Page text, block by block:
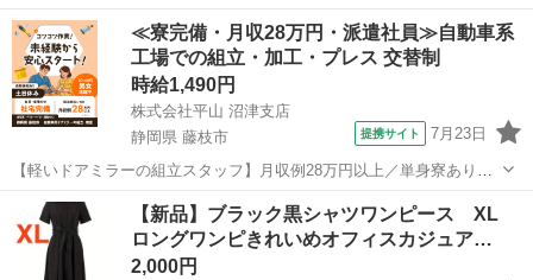
ファーファー セ…
沖縄 那覇市 美栄橋駅 ワンピース ミスティウーマン
≪寮完備・月収28万円・派遣社員≫自動車系
工場での組立・加工・プレス 交替制
時給1,490円
株式会社平山 沼津支店
静岡県 藤枝市
提携サイト 7月23日
【軽いドアミラーの組立スタッフ】月収例28万円以上／単身寮あり／
年間休日121日／初めてさんも安心のカンタン作業 【未経験歓迎】軽
いドアミラーの組立スタッフ｜新設のキレイな工場◎男女活躍中！ 大
手自動車部品メーカーの新設工...
静岡 藤枝市 その他
【新品】ブラック黒シャツワンピース XL
ロングワンピきれいめオフィスカジュア…
2,000円